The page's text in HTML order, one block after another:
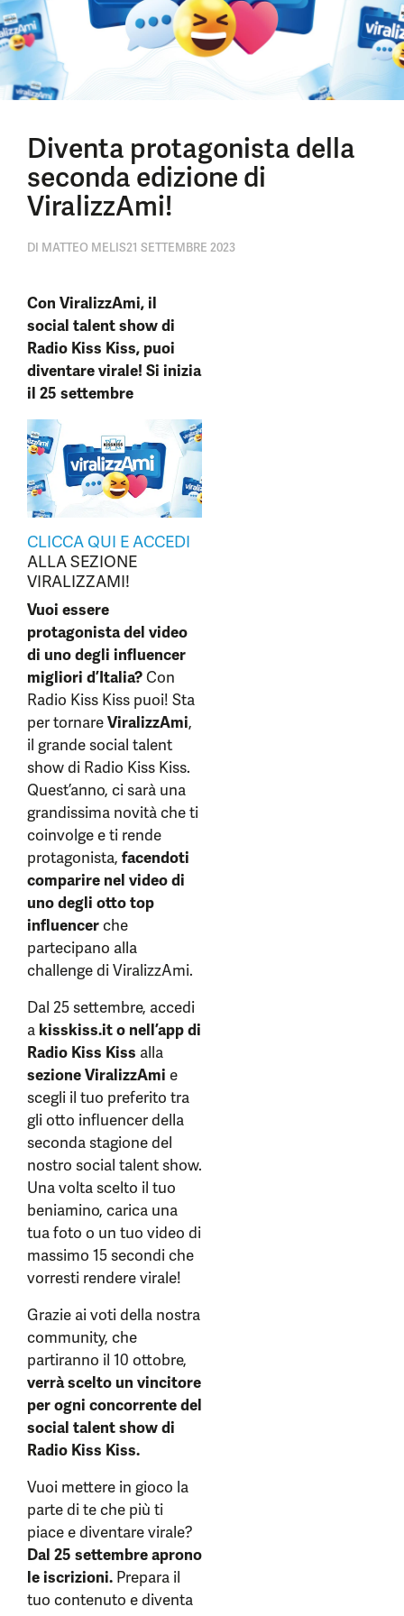
Diventa protagonista della
seconda edizione di
ViralizzAmi!
DI MATTEO MELIS21 SETTEMBRE 2023
Con ViralizzAmi, il
social talent show di
Radio Kiss Kiss, puoi
diventare virale! Si inizia
il 25 settembre
CLICCA QUI E ACCEDI
ALLA SEZIONE
VIRALIZZAMI!
Vuoi essere
protagonista del video
di uno degli influencer
migliori d’Italia?Con
Radio Kiss Kiss puoi! Sta
per tornareViralizzAmi,
il grande social talent
show di Radio Kiss Kiss.
Quest’anno, ci sarà una
grandissima novità che ti
coinvolge e ti rende
protagonista, facendoti
comparire nel video di
uno degli otto top
influencerche
partecipano alla
challenge di ViralizzAmi.
Dal 25 settembre, accedi
a kisskiss.it o nell’app di
Radio Kiss Kiss alla
sezione ViralizzAmi e
scegli il tuo preferito tra
gli otto influencer della
seconda stagione del
nostro social talent show.
Una volta scelto il tuo
beniamino, carica una
tua foto o un tuo video di
massimo 15 secondi che
vorresti rendere virale!
Grazie ai voti della nostra
community, che
partiranno il 10 ottobre,
verrà scelto un vincitore
per ogni concorrente del
social talent show di
Radio Kiss Kiss.
Vuoi mettere in gioco la
parte di te che più ti
piace e diventare virale?
Dal 25 settembre aprono
le iscrizioni. Prepara il
tuo contenuto e diventa